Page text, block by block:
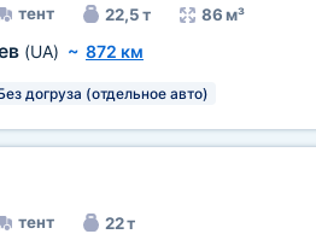
тент 22,5 т 86 м³
(UA) ~ 872 км
догруза (отдельное авто)
тент 22 т